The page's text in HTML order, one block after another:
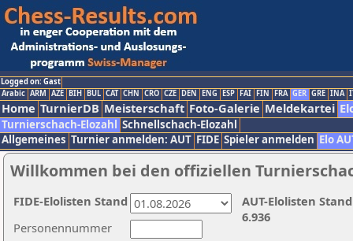
Logged on: Gast
Arabic ARM AZE BIH BUL CAT CHN CRO CZE DEN ENG ESP FAI FIN FRA GER GRE INA
Home TurnierDB Meisterschaft Foto-Galerie Meldekartei
Turnierschach-Elozahl Schnellschach-Elozahl
Allgemeines Turnier anmelden: AUT FIDE Spieler anmelden Elo
Willkommen bei den offiziellen
Personennummer
AUT-Elolisten
6.936
FIDE-Elolisten Stand